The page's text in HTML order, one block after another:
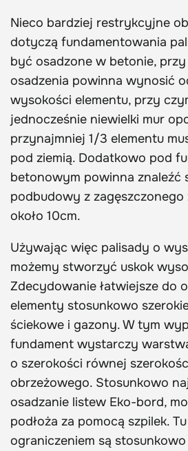
Nieco bardziej restrykcyjne
dotyczą fundamentowania
być osadzone w betonie, przy
osadzenia powinna wynosić
wysokości elementu, przy
jednocześnie niewielki mur
przynajmniej 1/3 elementu
pod ziemią. Dodatkowo pod
betonowym powinna znaleźć
podbudowy z
około 10cm.
Używając więc palisady o
możemy stworzyć uskok
Zdecydowanie łatwiejsze do
elementy stosunkowo
ściekowe i gazony. W tym
fundament wystarczy
o szerokości równej
obrzeżowego. Stosunkowo
osadzanie listew Eko-bord,
podłoża za pomocą szpilek.
ograniczeniem są